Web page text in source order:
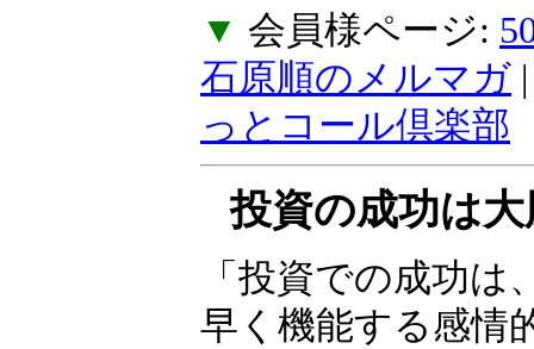
▼ 会員様ページ:
石原順のメルマガ
っとコール倶楽部
投資の成功は
「投資での成功
早く機能する感情